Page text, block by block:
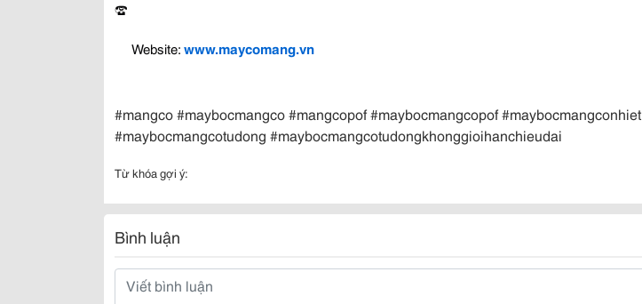
Website: www.maycomang.vn
#mangco #maybocmangco #mangcopof #maybocmangcopof #maybocmangconhiet
#maybocmangcotudong #maybocmangcotudongkhonggioihanchieudai
Từ khóa gợi ý:
Bình luận